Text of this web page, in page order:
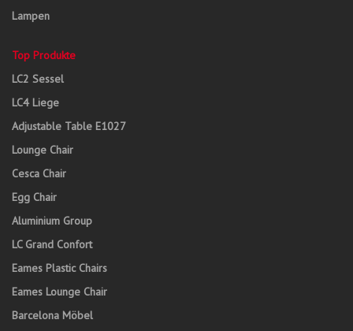
Lampen
Top Produkte
LC2 Sessel
LC4 Liege
Adjustable Table E1027
Lounge Chair
Cesca Chair
Egg Chair
Aluminium Group
LC Grand Confort
Eames Plastic Chairs
Eames Lounge Chair
Barcelona Möbel